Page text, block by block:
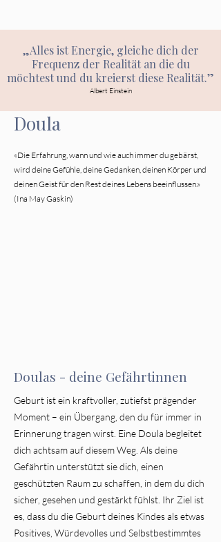
„Alles ist Energie, gleiche dich der
Frequenz der Realität an die du
möchtest und du kreierst diese Realität.”
Albert Einstein
Doula
«Die Erfahrung, wann und wie auch immer du gebärst,
wird deine Gefühle, deine Gedanken, deinen Körper und
deinen Geist für den Rest deines Lebens beeinflussen.»
(Ina May Gaskin)
Doulas - deine Gefährtinnen
Geburt ist ein kraftvoller, zutiefst prägender
Moment – ein Übergang, den du für immer in
Erinnerung tragen wirst. Eine Doula begleitet
dich achtsam auf diesem Weg. Als deine
Gefährtin unterstützt sie dich, einen
geschützten Raum zu schaffen, in dem du dich
sicher, gesehen und gestärkt fühlst. Ihr Ziel ist
es, dass du die Geburt deines Kindes als etwas
Positives, Würdevolles und Selbstbestimmtes